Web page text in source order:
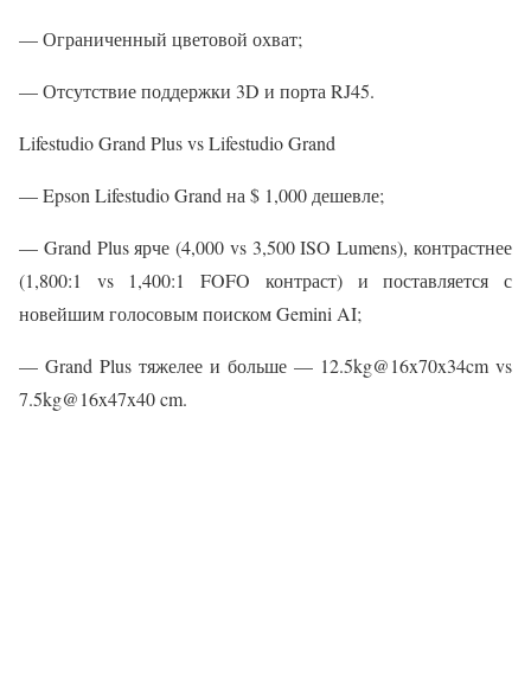
— Ограниченный цветовой охват;
— Отсутствие поддержки 3D и порта RJ45.
Lifestudio Grand Plus vs Lifestudio Grand
— Epson Lifestudio Grand на $ 1,000 дешевле;
— Grand Plus ярче (4,000 vs 3,500 ISO Lumens), контрастнее
(1,800:1 vs 1,400:1 FOFO контраст) и поставляется с
новейшим голосовым поиском Gemini AI;
— Grand Plus тяжелее и больше — 12.5kg@16x70x34cm vs
7.5kg@16x47x40 cm.